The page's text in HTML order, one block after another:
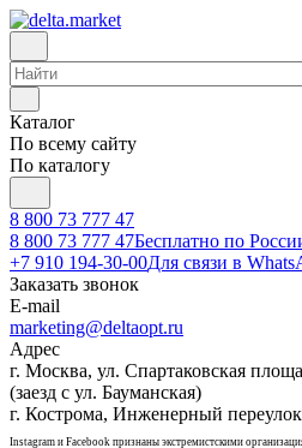
Каталог
По всему сайту
По каталогу
8 800 73 777 47
8 800 73 777 47Бесплатно по
+7 910 194-30-00Для связи в
Заказать звонок
E-mail
marketing@deltaopt.ru
Адрес
г. Москва, ул. Спартаковская
(заезд с ул. Бауманская)
г. Кострома, Инженерный
Instagram и Facebook признаны экстремистскими